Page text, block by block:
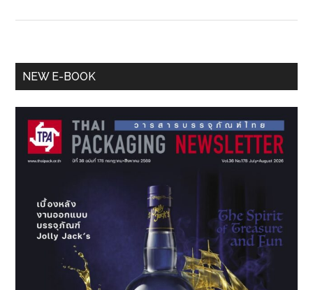
ผนึก
เตรียม
จัด
งาน
เต
อร์แมค–
ซับ
คอน–
พลาสติกฯ
2025”
Primary
NEW E-BOOK